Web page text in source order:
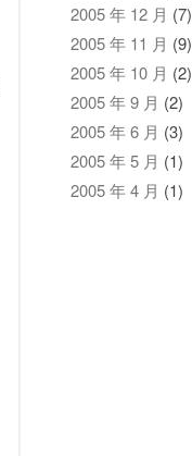
2005 年 12 月 (7)
2005 年 11 月 (9)
2005 年 10 月 (2)
2005 年 9 月 (2)
2005 年 6 月 (3)
2005 年 5 月 (1)
2005 年 4 月 (1)